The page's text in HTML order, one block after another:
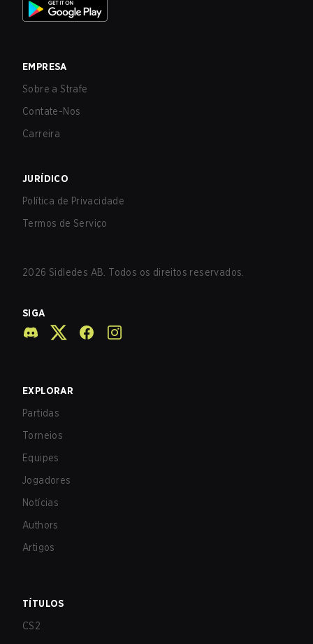
EMPRESA
Sobre a Strafe
Contate-Nos
Carreira
JURÍDICO
Política de Privacidade
Termos de Serviço
2026 Sidledes AB. Todos os direitos reservados.
SIGA
EXPLORAR
Partidas
Torneios
Equipes
Jogadores
Notícias
Authors
Artigos
TÍTULOS
CS2